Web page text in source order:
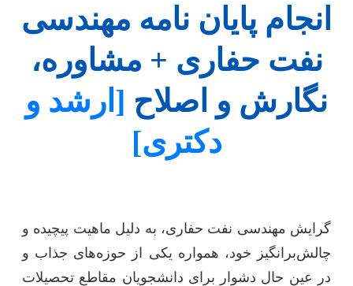
انجام پایان نامه مهندسی
نفت حفاری + مشاوره،
نگارش و اصلاح [ارشد و
دکتری]
گرایش مهندسی نفت حفاری، به دلیل ماهیت پیچیده و
چالش‌برانگیز خود، همواره یکی از حوزه‌های جذاب و
در عین حال دشوار برای دانشجویان مقاطع تحصیلات